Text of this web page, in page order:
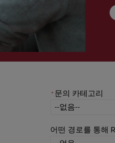
* 문의 카테고리
문의 카테고리
어떤 경로를 통해
어떤 경로를 통해